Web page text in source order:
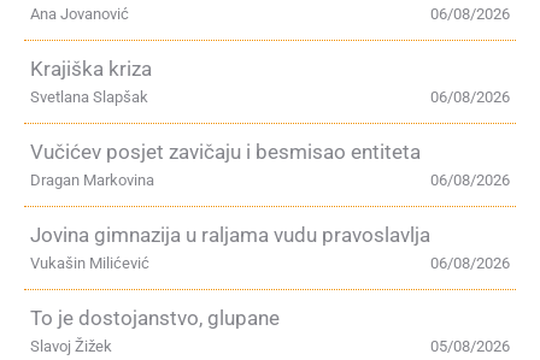
06/08/2026
Ana Jovanović
Krajiška kriza
06/08/2026
Svetlana Slapšak
Vučićev posjet zavičaju i besmisao entiteta
06/08/2026
Dragan Markovina
Jovina gimnazija u raljama vudu pravoslavlja
06/08/2026
Vukašin Milićević
To je dostojanstvo, glupane
05/08/2026
Slavoj Žižek